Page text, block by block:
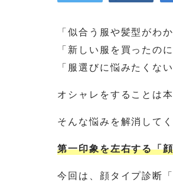
「似合う服や髪型がわ
「新しい服を買ったの
「服選びに悩みたくない
オシャレをすることは
そんな悩みを解消して
第一印象を左右する「
今回は、顔タイプ診断